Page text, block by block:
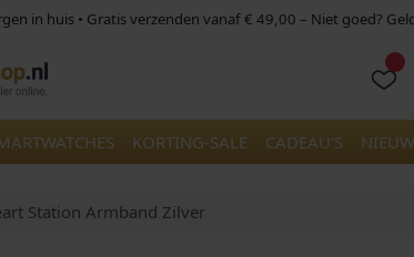
in huis • Gratis verzenden vanaf € 49,00 – Niet goed?
KORTING-SALE CADEAU’S NIEUW
Station Armband Zilver